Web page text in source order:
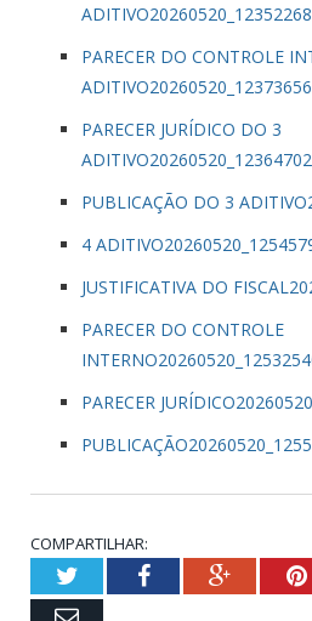
ADITIVO20260520_12352268
PARECER DO CONTROLE
ADITIVO20260520_12373656
PARECER JURÍDICO DO 3
ADITIVO20260520_12364702
PUBLICAÇÃO DO 3
4
JUSTIFICATIVA DO
PARECER DO CONTROLE
PARECER
COMPARTILHAR:
TwitterFacebookGoogle+
Email